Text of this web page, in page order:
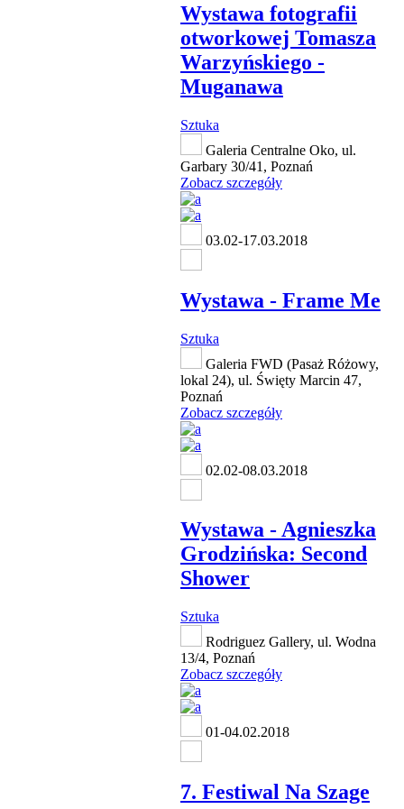
Wystawa fotografii
otworkowej Tomasza
Warzyńskiego -
Muganawa
Sztuka
Galeria Centralne Oko, ul.
Garbary 30/41, Poznań
Zobacz szczegóły
03.02-17.03.2018
Wystawa - Frame Me
Sztuka
Galeria FWD (Pasaż Różowy,
lokal 24), ul. Święty Marcin 47,
Poznań
Zobacz szczegóły
02.02-08.03.2018
Wystawa - Agnieszka
Grodzińska: Second
Shower
Sztuka
Rodriguez Gallery, ul. Wodna
13/4, Poznań
Zobacz szczegóły
01-04.02.2018
7. Festiwal Na Szage